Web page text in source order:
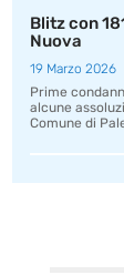
Blitz con
Nuova
19 Marzo 2026
Prime
alcune
Comune di